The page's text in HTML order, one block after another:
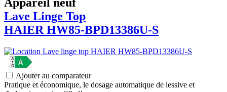
Appareil neuf
Lave Linge Top
HAIERHW85-BPD13386U-S
Ajouter au comparateur
Pratique et économique, le dosage automatique de lessive et